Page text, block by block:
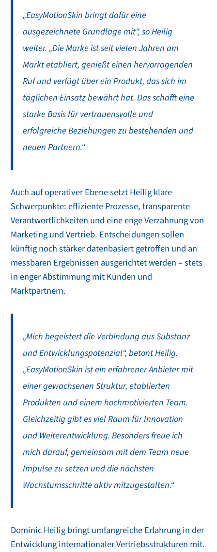
„EasyMotionSkin bringt dafür eine
ausgezeichnete Grundlage mit“, so Heilig
weiter. „Die Marke ist seit vielen Jahren am
Markt etabliert, genießt einen hervorragenden
Ruf und verfügt über ein Produkt, das sich im
täglichen Einsatz bewährt hat. Das schafft eine
starke Basis für vertrauensvolle und
erfolgreiche Beziehungen zu bestehenden und
neuen Partnern.“
Auch auf operativer Ebene setzt Heilig klare
Schwerpunkte: effiziente Prozesse, transparente
Verantwortlichkeiten und eine enge Verzahnung von
Marketing und Vertrieb. Entscheidungen sollen
künftig noch stärker datenbasiert getroffen und an
messbaren Ergebnissen ausgerichtet werden – stets
in enger Abstimmung mit Kunden und
Marktpartnern.
„Mich begeistert die Verbindung aus Substanz
und Entwicklungspotenzial“, betont Heilig.
„EasyMotionSkin ist ein erfahrener Anbieter mit
einer gewachsenen Struktur, etablierten
Produkten und einem hochmotivierten Team.
Gleichzeitig gibt es viel Raum für Innovation
und Weiterentwicklung. Besonders freue ich
mich darauf, gemeinsam mit dem Team neue
Impulse zu setzen und die nächsten
Wachstumsschritte aktiv mitzugestalten.“
Dominic Heilig bringt umfangreiche Erfahrung in der
Entwicklung internationaler Vertriebsstrukturen mit.